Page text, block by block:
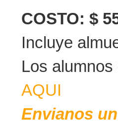
COSTO: $
Incluye
Los
AQUI
Envianos